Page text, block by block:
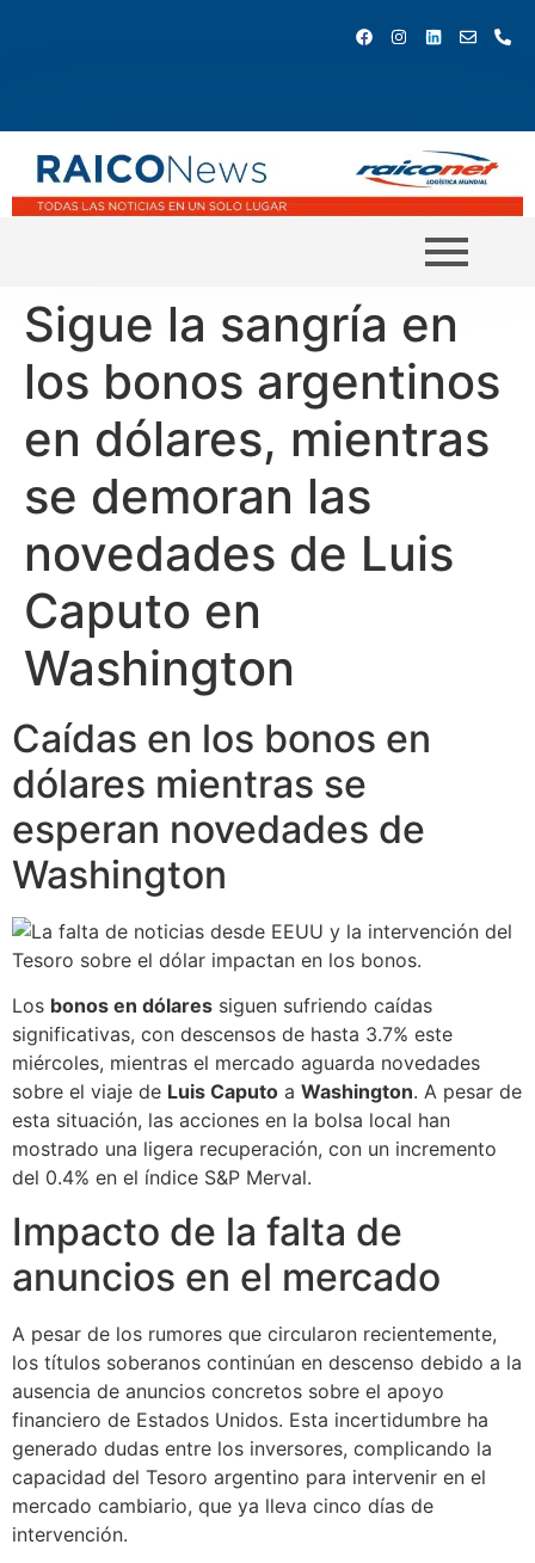
Sigue la sangría en
los bonos argentinos
en dólares, mientras
se demoran las
novedades de Luis
Caputo en
Washington
Caídas en los bonos en
dólares mientras se
esperan novedades de
Washington
Los bonos en dólares siguen sufriendo caídas
significativas, con descensos de hasta 3.7% este
miércoles, mientras el mercado aguarda novedades
sobre el viaje de Luis Caputo a Washington. A pesar de
esta situación, las acciones en la bolsa local han
mostrado una ligera recuperación, con un incremento
del 0.4% en el índice S&P Merval.
Impacto de la falta de
anuncios en el mercado
A pesar de los rumores que circularon recientemente,
los títulos soberanos continúan en descenso debido a la
ausencia de anuncios concretos sobre el apoyo
financiero de Estados Unidos. Esta incertidumbre ha
generado dudas entre los inversores, complicando la
capacidad del Tesoro argentino para intervenir en el
mercado cambiario, que ya lleva cinco días de
intervención.